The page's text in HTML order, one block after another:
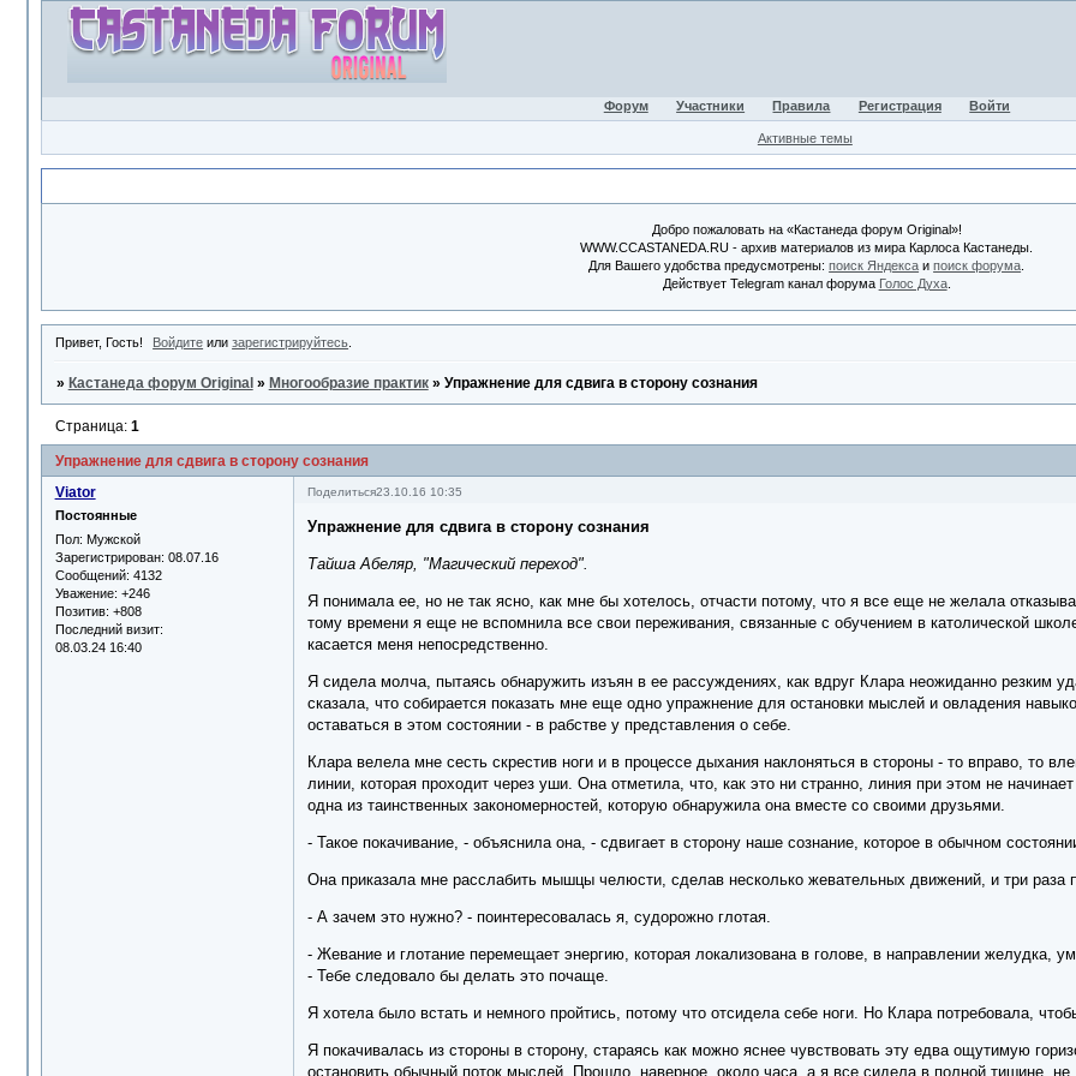
Форум Участники Правила Регистрация Войти
Активные темы
Добро пожаловать на «Кастанеда форум Original»!
WWW.CCASTANEDA.RU - архив материалов из мира Карлоса Кастанеды.
Для Вашего удобства предусмотрены:поиск Яндекса ипоиск форума
Действует Telegram канал форума Голос Духа.
Привет, Гость! Войдите илизарегистрируйтесь
» Кастанеда форум Original » Многообразие практик » Упражнение для сдвига в сторону сознания
Упражнение для сдвига в сторону сознания
Страница: 1
Поделиться23.10.16 10:35
Viator
Постоянные
Пол: Мужской
Зарегистрирован: 08.07.16
Сообщений: 4132
Уважение: +246
Позитив: +808
Последний визит:
08.03.24 16:40
Упражнение для сдвига в сторону сознания
Тайша Абеляр, "Магический переход".
Я понимала ее, но не так ясно, как мне бы хотелось, отчасти потому, что я все еще не желала
тому времени я еще не вспомнила все свои переживания, связанные с обучением в католической
касается меня непосредственно.
Я сидела молча, пытаясь обнаружить изъян в ее рассуждениях, как вдруг Клара неожиданно резким
сказала, что собирается показать мне еще одно упражнение для остановки мыслей и овладения
оставаться в этом состоянии - в рабстве у представления о себе.
Клара велела мне сесть скрестив ноги и в процессе дыхания наклоняться в стороны - то вправо, то
линии, которая проходит через уши. Она отметила, что, как это ни странно, линия при этом не
одна из таинственных закономерностей, которую обнаружила она вместе со своими друзьями.
- Такое покачивание, - объяснила она, - сдвигает в сторону наше сознание, которое в обычном
Она приказала мне расслабить мышцы челюсти, сделав несколько жевательных движений, и три раза
- А зачем это нужно? - поинтересовалась я, судорожно глотая.
- Жевание и глотание перемещает энергию, которая локализована в голове, в направлении желудка,
- Тебе следовало бы делать это почаще.
Я хотела было встать и немного пройтись, потому что отсидела себе ноги. Но Клара потребовала,
Я покачивалась из стороны в сторону, стараясь как можно яснее чувствовать эту едва ощутимую
остановить обычный поток мыслей. Прошло, наверное, около часа, а я все сидела в полной тишине,